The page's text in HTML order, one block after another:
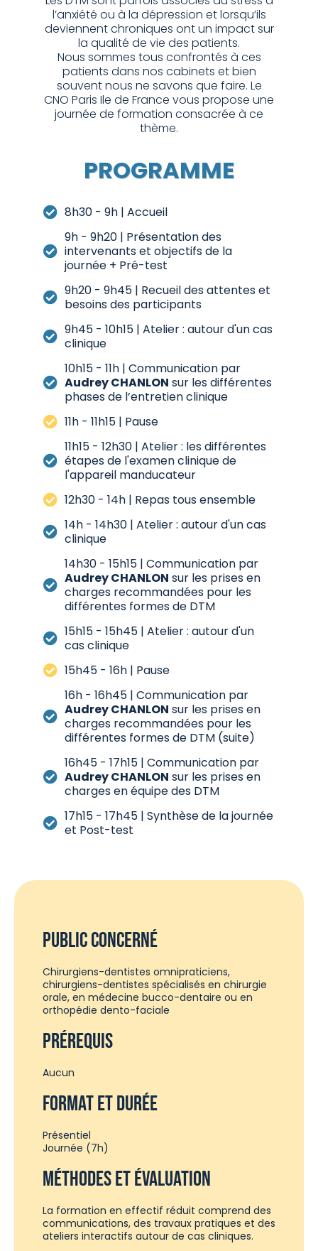
l’anxiété ou à la dépression et lorsqu’ils
deviennent chroniques ont un impact sur
la qualité de vie des patients.
Nous sommes tous confrontés à ces
patients dans nos cabinets et bien
souvent nous ne savons que faire. Le
CNO Paris Ile de France vous propose une
journée de formation consacrée à ce
thème.
PROGRAMME
8h30 - 9h | Accueil
9h - 9h20 | Présentation des
intervenants et objectifs de la
journée + Pré-test
9h20 - 9h45 | Recueil des attentes et
besoins des participants
9h45 - 10h15 | Atelier : autour d'un cas
clinique
10h15 - 11h | Communication par
Audrey CHANLON sur les différentes
phases de l’entretien clinique
11h - 11h15 | Pause
11h15 - 12h30 | Atelier : les différentes
étapes de l'examen clinique de
l'appareil manducateur
12h30 - 14h | Repas tous ensemble
14h - 14h30 | Atelier : autour d'un cas
clinique
14h30 - 15h15 | Communication par
Audrey CHANLON sur les prises en
charges recommandées pour les
différentes formes de DTM
15h15 - 15h45 | Atelier : autour d'un
cas clinique
15h45 - 16h | Pause
16h - 16h45 | Communication par
Audrey CHANLON sur les prises en
charges recommandées pour les
différentes formes de DTM (suite)
16h45 - 17h15 | Communication par
Audrey CHANLON sur les prises en
charges en équipe des DTM
17h15 - 17h45 | Synthèse de la journée
et Post-test
PUBLIC CONCERNÉ
Chirurgiens-dentistes omnipraticiens,
chirurgiens-dentistes spécialisés en chirurgie
orale, en médecine bucco-dentaire ou en
orthopédie dento-faciale
PRÉREQUIS
Aucun
FORMAT ET DURÉE
Présentiel
Journée (7h)
MÉTHODES ET ÉVALUATION
La formation en effectif réduit comprend des
communications, des travaux pratiques et des
ateliers interactifs autour de cas cliniques.